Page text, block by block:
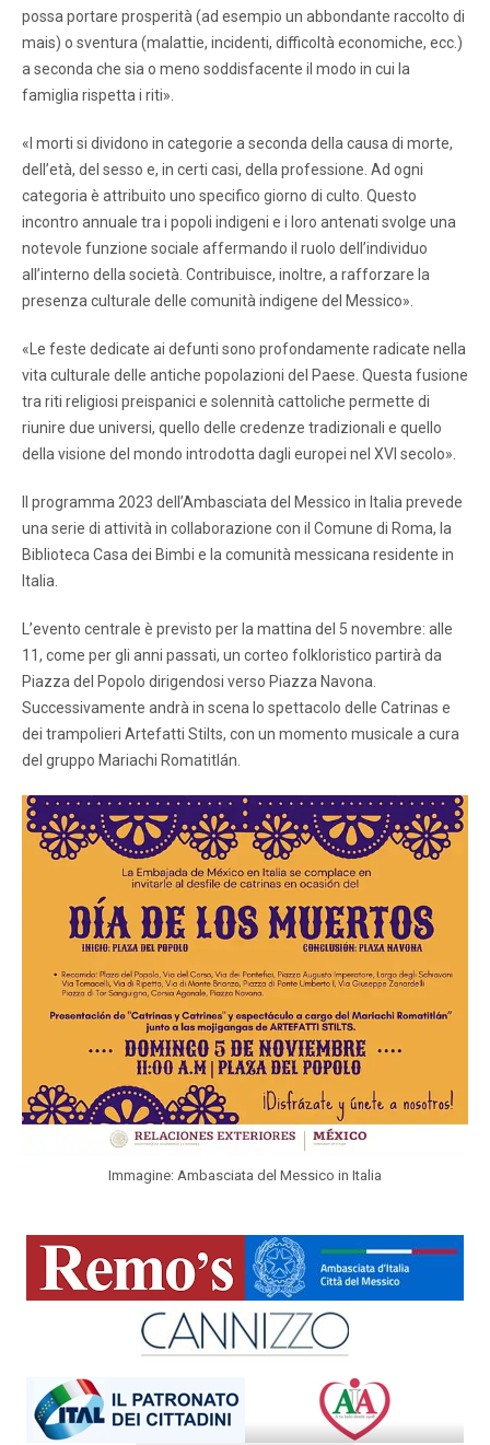
possa portare prosperità (ad esempio un abbondante raccolto di
mais) o sventura (malattie, incidenti, difficoltà economiche, ecc.)
a seconda che sia o meno soddisfacente il modo in cui la
famiglia rispetta i riti».
«I morti si dividono in categorie a seconda della causa di morte,
dell’età, del sesso e, in certi casi, della professione. Ad ogni
categoria è attribuito uno specifico giorno di culto. Questo
incontro annuale tra i popoli indigeni e i loro antenati svolge una
notevole funzione sociale affermando il ruolo dell’individuo
all’interno della società. Contribuisce, inoltre, a rafforzare la
presenza culturale delle comunità indigene del Messico».
«Le feste dedicate ai defunti sono profondamente radicate nella
vita culturale delle antiche popolazioni del Paese. Questa fusione
tra riti religiosi preispanici e solennità cattoliche permette di
riunire due universi, quello delle credenze tradizionali e quello
della visione del mondo introdotta dagli europei nel XVI secolo».
Il programma 2023 dell’Ambasciata del Messico in Italia prevede
una serie di attività in collaborazione con il Comune di Roma, la
Biblioteca Casa dei Bimbi e la comunità messicana residente in
Italia.
L’evento centrale è previsto per la mattina del 5 novembre: alle
11, come per gli anni passati, un corteo folkloristico partirà da
Piazza del Popolo dirigendosi verso Piazza Navona.
Successivamente andrà in scena lo spettacolo delle Catrinas e
dei trampolieri Artefatti Stilts, con un momento musicale a cura
del gruppo Mariachi Romatitlán.
Immagine: Ambasciata del Messico in Italia